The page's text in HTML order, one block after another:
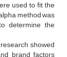
used to fit the
method was
determine the
showed